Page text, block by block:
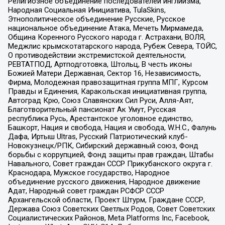
Народная Социальная Инициатива, TulaSkins,
Этнополитическое объединение Русские, Русское
национальное объединение Атака, Мечеть Мирмамеда,
Община Коренного Русского народа г. Астрахани, ВОЛЯ,
Меджлис крымскотатарского народа, Рубеж Севера, ТОЙС,
О противодействии экстремистской деятельности,
РЕВТАТПОД, Артподготовка, Штольц, В честь иконы
Божией Матери Державная, Сектор 16, Независимость,
Фирма, Молодежная правозащитная группа МПГ, Курсом
Правды и Единения, Каракольская инициативная группа,
Автоград Крю, Союз Славянских Сил Руси, Алля-Аят,
Благотворительный пансионат Ак Умут, Русская
республика Русь, Арестантское уголовное единство,
Башкорт, Нация и свобода, Нация и свобода, W.H.С., Фалунь
Дафа, Иртыш Ultras, Русский Патриотический клуб-
Новокузнецк/РПК, Сибирский державный союз, Фонд
борьбы с коррупцией, Фонд защиты прав граждан, Штабы
Навального, Совет граждан СССР Прикубанского округа г.
Краснодара, Мужское государство, Народное
объединение русского движения, Народное движение
Адат, Народный совет граждан РСФСР СССР
Архангельской области, Проект Штурм, Граждане СССР,
Держава Союз Советских Светлых Родов, Совет Советских
Социалистических Районов, Meta Platforms Inc, Facebook,